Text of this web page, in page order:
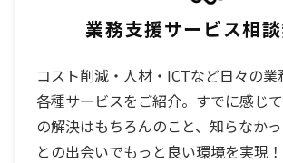
業務支援サービス相
コスト削減・人材・ICTなど日々の業
各種サービスをご紹介。すでに感じ
の解決はもちろんのこと、知らなか
との出会いでもっと良い環境を実現